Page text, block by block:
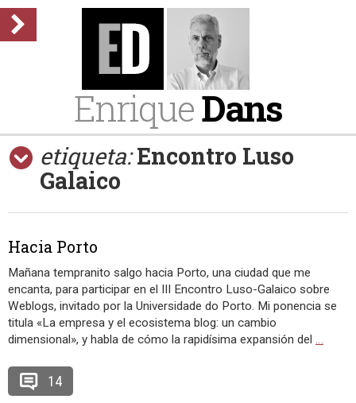
EnriqueDans
etiqueta: Encontro Luso
Galaico
Hacia Porto
Mañana tempranito salgo hacia Porto, una ciudad que me
encanta, para participar en el III Encontro Luso-Galaico sobre
Weblogs, invitado por la Universidade do Porto. Mi ponencia se
titula «La empresa y el ecosistema blog: un cambio
dimensional», y habla de cómo la rapidísima expansión del …
14